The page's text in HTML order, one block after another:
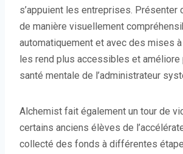
s’appuient les entreprises. Présenter
de manière visuellement
automatiquement et avec des mises
les rend plus accessibles et améliore
santé mentale de l’administrateur
Alchemist fait également un tour de
certains anciens élèves de
collecté des fonds à différentes